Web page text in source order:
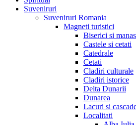
Suveniruri
Suveniruri Romania
Magneti turistici
Biserici si
Castele si cetati
Catedrale
Cetati
Cladiri culturale
Cladiri istorice
Delta Dunarii
Dunarea
Lacuri si
Localitati